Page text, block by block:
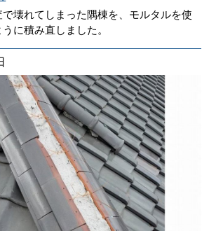
壊れてしまった隅棟を、モルタルを使
に積み直しました。